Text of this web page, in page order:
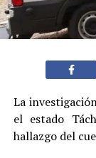
La
el estado
hallazgo del